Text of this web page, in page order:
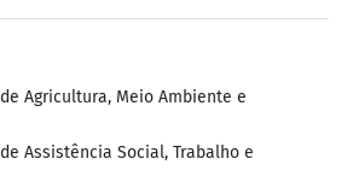
Agricultura, Meio Ambiente e
Assistência Social, Trabalho e